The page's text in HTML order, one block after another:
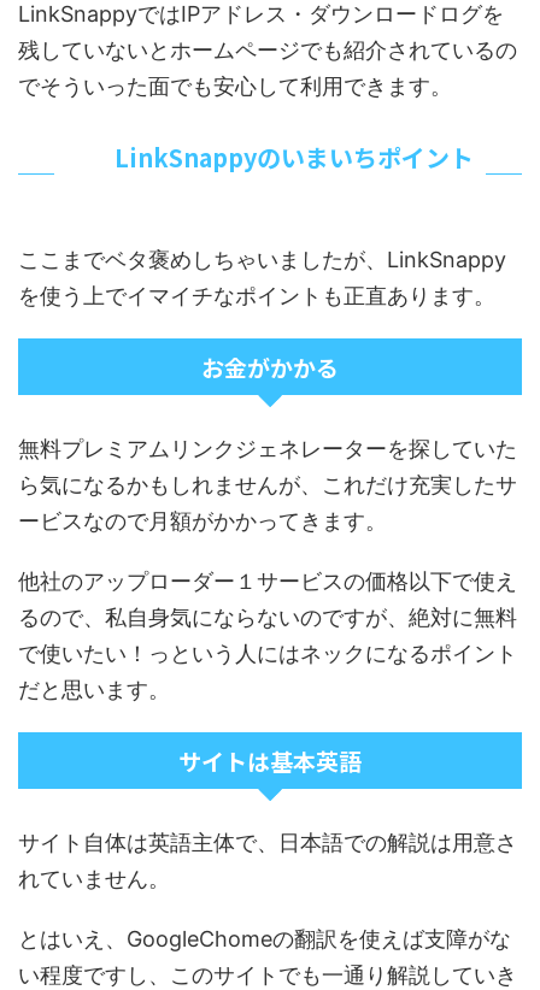
LinkSnappyではIPアドレス・ダウンロードログを
残していないとホームページでも紹介されているの
でそういった面でも安心して利用できます。
LinkSnappyのいまいちポイント
ここまでベタ褒めしちゃいましたが、LinkSnappy
を使う上でイマイチなポイントも正直あります。
お金がかかる
無料プレミアムリンクジェネレーターを探していた
ら気になるかもしれませんが、これだけ充実したサ
ービスなので月額がかかってきます。
他社のアップローダー１サービスの価格以下で使え
るので、私自身気にならないのですが、絶対に無料
で使いたい！っという人にはネックになるポイント
だと思います。
サイトは基本英語
サイト自体は英語主体で、日本語での解説は用意さ
れていません。
とはいえ、GoogleChomeの翻訳を使えば支障がな
い程度ですし、このサイトでも一通り解説していき